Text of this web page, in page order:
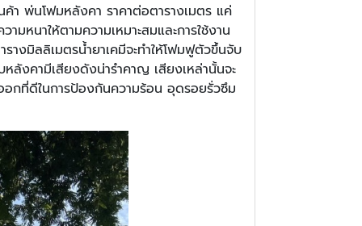
า พ่นโฟมหลังคา ราคาต่อตารางเมตร แค่
หนาให้ตามความเหมาะสมและการใช้งาน
งมิลลิเมตรน้ำยาเคมีจะทำให้โฟมฟูตัวขึ้นจับ
ลังคามีเสียงดังน่ารำคาญ เสียงเหล่านั้นจะ
อกที่ดีในการป้องกันความร้อน อุดรอยรั่วซึม